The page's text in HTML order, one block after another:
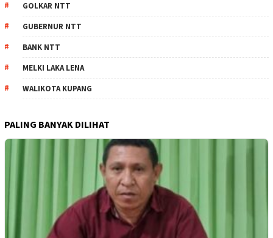
GOLKAR NTT
GUBERNUR NTT
BANK NTT
MELKI LAKA LENA
WALIKOTA KUPANG
PALING BANYAK DILIHAT